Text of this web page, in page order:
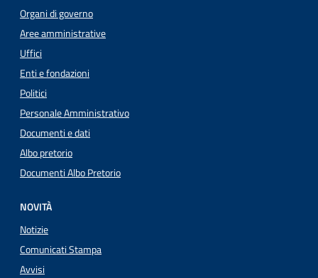
Organi di governo
Aree amministrative
Uffici
Enti e fondazioni
Politici
Personale Amministrativo
Documenti e dati
Albo pretorio
Documenti Albo Pretorio
NOVITÀ
Notizie
Comunicati Stampa
Avvisi